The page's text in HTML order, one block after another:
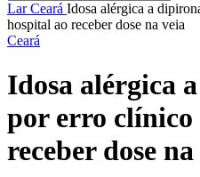
LarCeará Idosa alérgica a
hospital ao receber dose na veia
Ceará
Idosa alérgica
por erro clínico
receber dose